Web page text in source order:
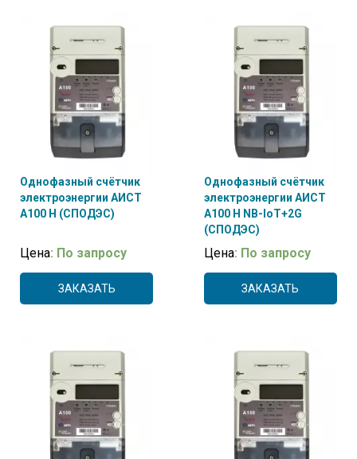
Однофазный счётчик
электроэнергии АИСТ
А100 H (СПОДЭС)
Цена: По запросу
ЗАКАЗАТЬ
Однофазный счётчик
электроэнергии АИСТ
А100 H NB-IoT+2G
(СПОДЭС)
Цена: По запросу
ЗАКАЗАТЬ